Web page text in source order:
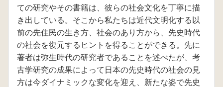
ての研究やその書籍は、彼らの社会文化を丁寧に描
き出している。そこから私たちは近代文明化する以
前の先住民の生き方、社会のあり方から、先史時代
の社会を復元するヒントを得ることができる。先に
著者は弥生時代の研究者であることを述べたが、考
古学研究の成果によって日本の先史時代の社会の見
方は今ダイナミックな変化を迎え、新たな姿で先史